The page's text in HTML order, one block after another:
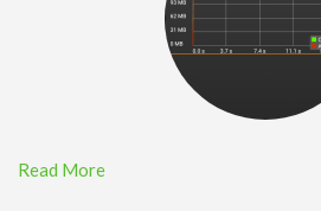
Read More